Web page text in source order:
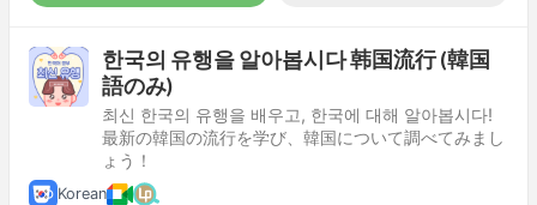
한국의 유행을 알아봅시다 韩国流行 (韓国
語のみ)
최신 한국의 유행을 배우고, 한국에 대해 알아봅시다!
最新の韓国の流行を学び、韓国について調べてみまし
ょう！
Korean